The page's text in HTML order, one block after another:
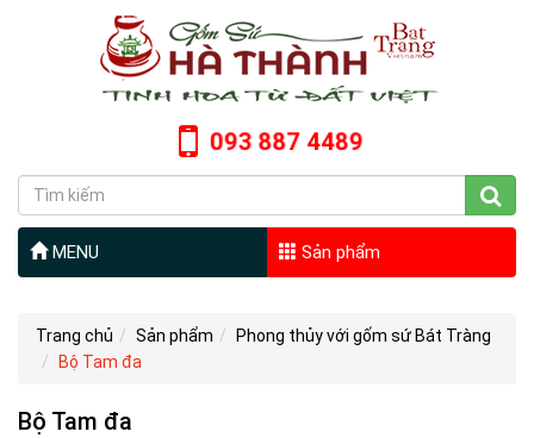
093 887 4489
MENU Sản phẩm
Trang chủ Sản phẩm
Phong thủy với gốm sứ Bát Tràng
Bộ Tam đa
Bộ Tam đa